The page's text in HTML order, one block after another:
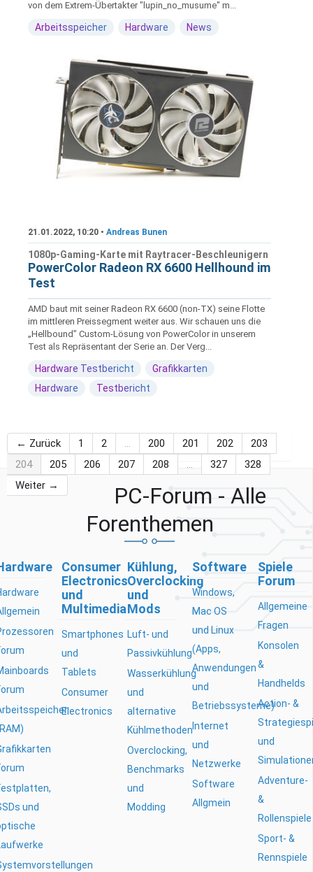
von dem Extrem-Übertakter "lupin_no_musume" m...
Arbeitsspeicher Hardware News
21.01.2022, 10:20 • Andreas Bunen
1080p-Gaming-Karte mit Raytracer-Beschleunigern
PowerColor Radeon RX 6600 Hellhound im
Test
AMD baut mit seiner Radeon RX 6600 (non-TX) seine Flotte
im mittleren Preissegment weiter aus. Wir schauen uns die
„Hellbound” Custom-Lösung von PowerColor in unserem
Test als Repräsentant der Serie an. Der Verg...
Hardware Testbericht
Grafikkarten
Hardware
Testbericht
← Zurück 1 2 … 200 201 202
203
204
205 206 207 208 … 327
328
Weiter →
PC-Forum - Alle
Forenthemen
und
Consumer
Electronics
und
Multimedia
Smartphones
und
Tablets
Consumer
Electronics
Kühlung,
Overclocking
und
Mods
Luft- und
Passivkühlung
Wasserkühlung
und
alternative
Kühlmethoden
Overclocking,
Benchmarks
und
Modding
Software
Windows,
Mac OS
und Linux
(Apps,
Anwendungen
und
Betriebssysteme)
Internet
und
Netzwerke
Software
Allgmein
Spiele
Forum
Allgemeine
Fragen
Konsolen
&
Handhelds
Action- &
und
Adventure-
&
Rollenspiele
Sport- &
Rennspiele